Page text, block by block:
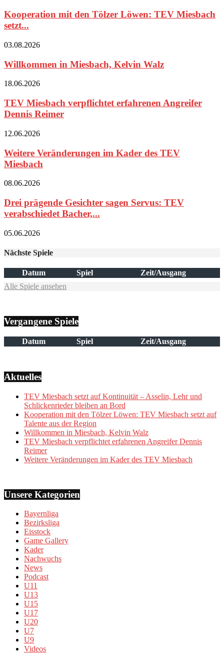
Kooperation mit den Tölzer Löwen: TEV Miesbach
setzt...
03.08.2026
Willkommen in Miesbach, Kelvin Walz
18.06.2026
TEV Miesbach verpflichtet erfahrenen Angreifer
Dennis Reimer
12.06.2026
Weitere Veränderungen im Kader des TEV
Miesbach
08.06.2026
Drei prägende Gesichter sagen Servus: TEV
verabschiedet Bacher,...
05.06.2026
Nächste Spiele
Datum Spiel
Zeit/Ausgang
Alle Spiele ansehen
Vergangene Spiele
Datum Spiel Zeit/Ausgang
Aktuelles
TEV Miesbach setzt auf Kontinuität – Asselin, Lehr und
Schlickenrieder bleiben an Bord
Kooperation mit den Tölzer Löwen: TEV Miesbach setzt auf
Talente aus der Region
Willkommen in Miesbach, Kelvin Walz
TEV Miesbach verpflichtet erfahrenen Angreifer Dennis
Reimer
Weitere Veränderungen im Kader des TEV Miesbach
Unsere Kategorien
Bayernliga
Bezirksliga
Eisstock
Game Gallery
Kader
Nachwuchs
News
Podcast
U11
U13
U15
U17
U20
U7
U9
Videos